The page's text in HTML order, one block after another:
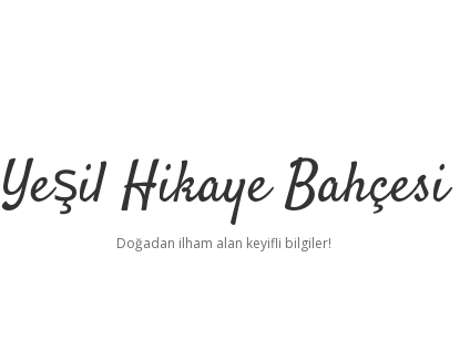
Yeşil Hikaye Bahçesi
Doğadan ilham alan keyifli bilgiler!